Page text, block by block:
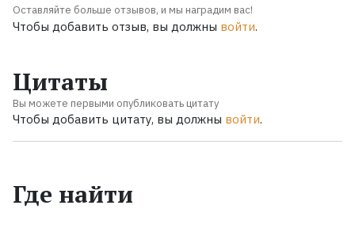
Оставляйте больше отзывов, и мы наградим вас!
Чтобы добавить отзыв, вы должны войти.
Цитаты
Вы можете первыми опубликовать цитату
Чтобы добавить цитату, вы должны войти.
Где найти